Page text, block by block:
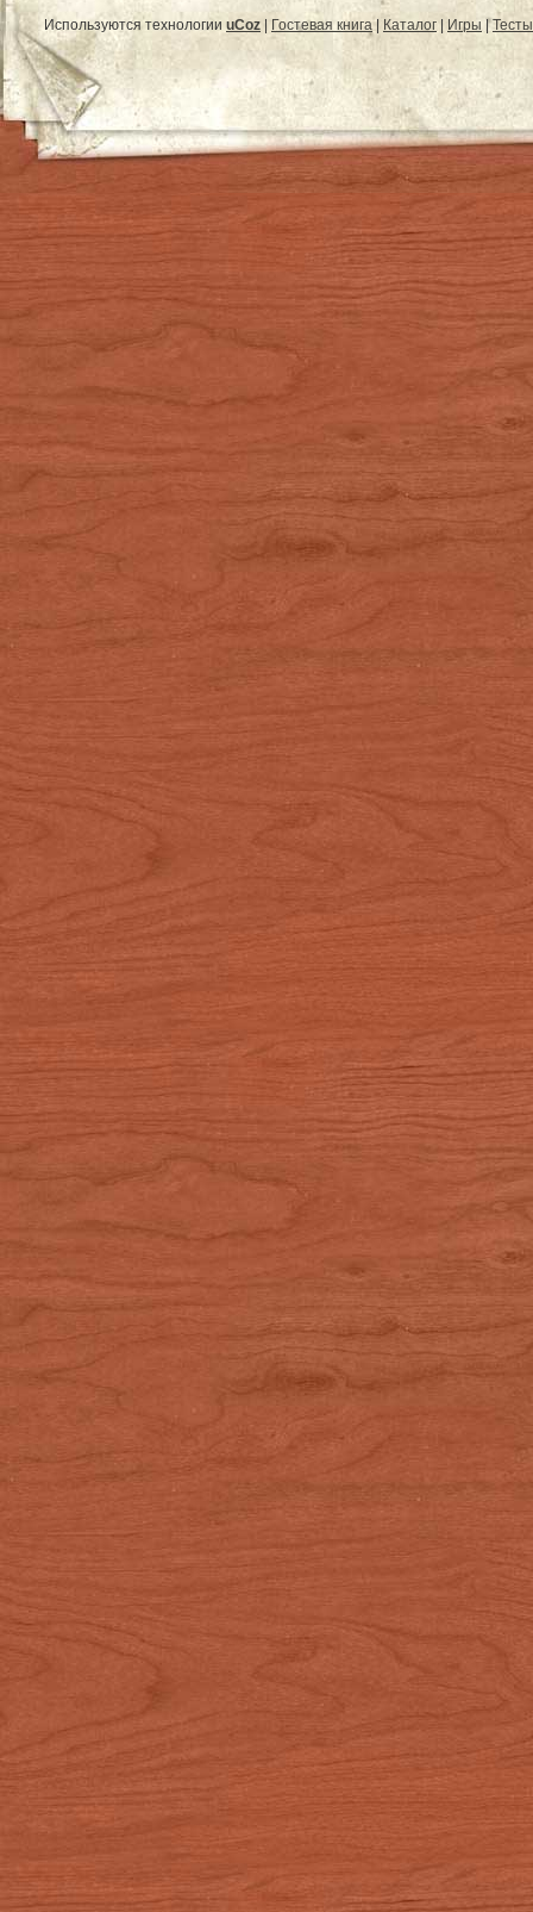
Используются технологии uCoz Гостевая книга| Каталог Игры |Тесты